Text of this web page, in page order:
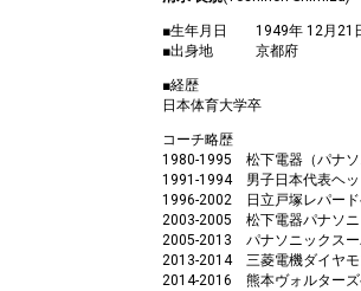
■生年月日 1949年 12月21
■出身地 京都府
■経歴
日本体育大学卒
コーチ略歴
1980-1995 松下電器（パナソ
1991-1994 男子日本代表ヘッ
1996-2002 日立戸塚レパード
2003-2005 松下電器パナソニ
2005-2013 パナソニックスー
2013-2014 三菱電機ダイヤモ
2014-2016 熊本ヴォルターズ